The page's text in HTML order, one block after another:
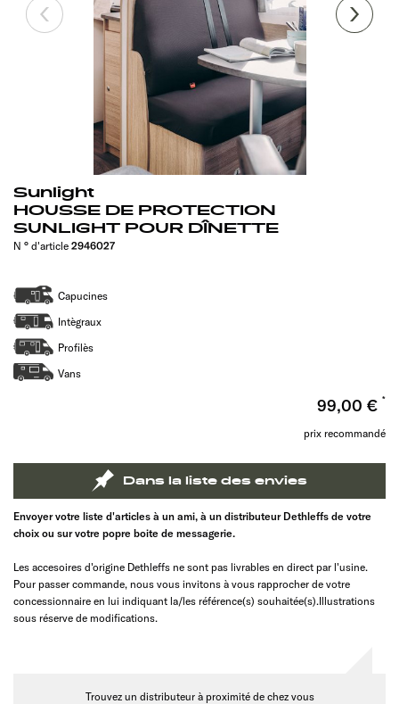
Sunlight
HOUSSE DE PROTECTION
SUNLIGHT POUR DÎNETTE
N ° d'article 2946027
Capucines
Intègraux
Profilès
Vans
99,00 €
prix recommandé
Dans la liste des envies
Envoyer votre liste d'articles à un ami, à un distributeur Dethleffs de votre
choix ou sur votre popre boite de messagerie.
Les accesoires d'origine Dethleffs ne sont pas livrables en direct par l'usine.
Pour passer commande, nous vous invitons à vous rapprocher de votre
concessionnaire en lui indiquant la/les référence(s) souhaitée(s).Illustrations
sous réserve de modifications.
Trouvez un distributeur à proximité de chez vous